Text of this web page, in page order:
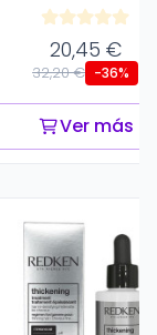
20,45 €
32,20 € -36%
Ver más